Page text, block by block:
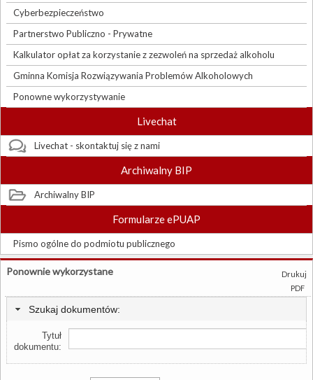
Cyberbezpieczeństwo
Partnerstwo Publiczno - Prywatne
Kalkulator opłat za korzystanie z zezwoleń na sprzedaż alkoholu
Gminna Komisja Rozwiązywania Problemów Alkoholowych
Ponowne wykorzystywanie
Livechat
Livechat - skontaktuj się z nami
Archiwalny BIP
Archiwalny BIP
Formularze ePUAP
Pismo ogólne do podmiotu publicznego
Drukuj
PDF
Ponownie wykorzystane
Szukaj dokumentów:
Tytuł
dokumentu: